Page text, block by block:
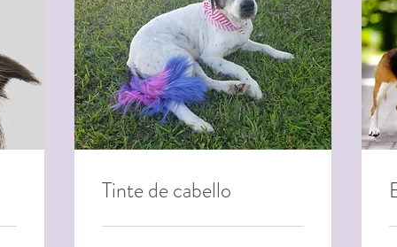
Tinte de cabello